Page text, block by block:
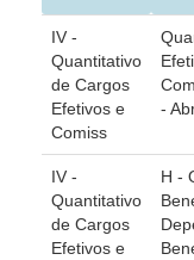
Juízes
Comitês
Comitê
Comitê
Processuais
Comitê do
IV -
Quantitativo
de Cargos
Efetivos e
Comiss
-
IV -
Quantitativo
de Cargos
Efetivos e
H -